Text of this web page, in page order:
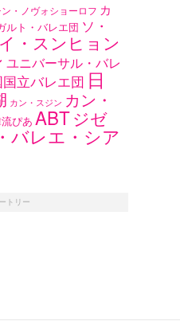
・ノヴォショーロフ カ
ルト・バレエ団 ソ・
イ・スンヒョン
ユニバーサル・バレ
立バレエ団 日
カン・スジン カン・
ぴあ ABTジゼ
バレエ・シア
トリー